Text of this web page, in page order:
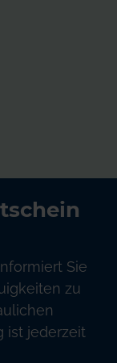
Sie
zu
ist jederzeit